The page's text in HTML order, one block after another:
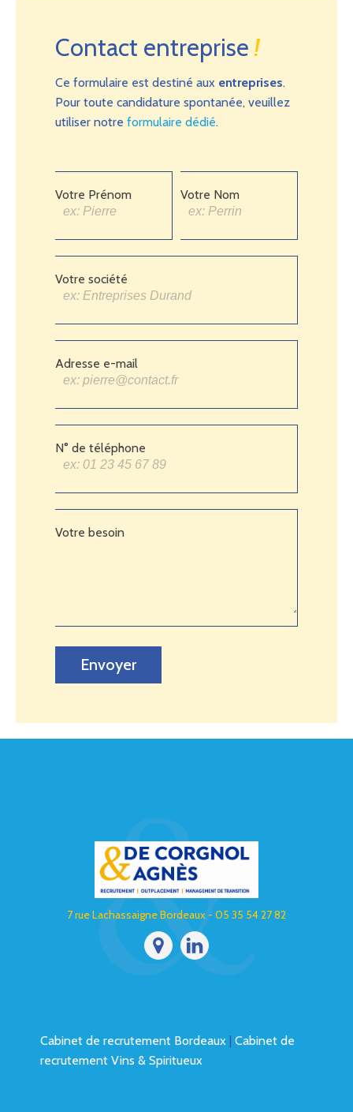
Contact entreprise!
Ce formulaire est destiné aux entreprises.
Pour toute candidature spontanée, veuillez
utiliser notre formulaire dédié.
Votre Prénom Votre Nom
Votre société
Adresse e-mail
N° de téléphone
Votre besoin
Envoyer
7 rue Lachassaigne Bordeaux - 05 35 54 27 82
Cabinet de recrutement Bordeaux |Cabinet de
recrutement Vins & Spiritueux